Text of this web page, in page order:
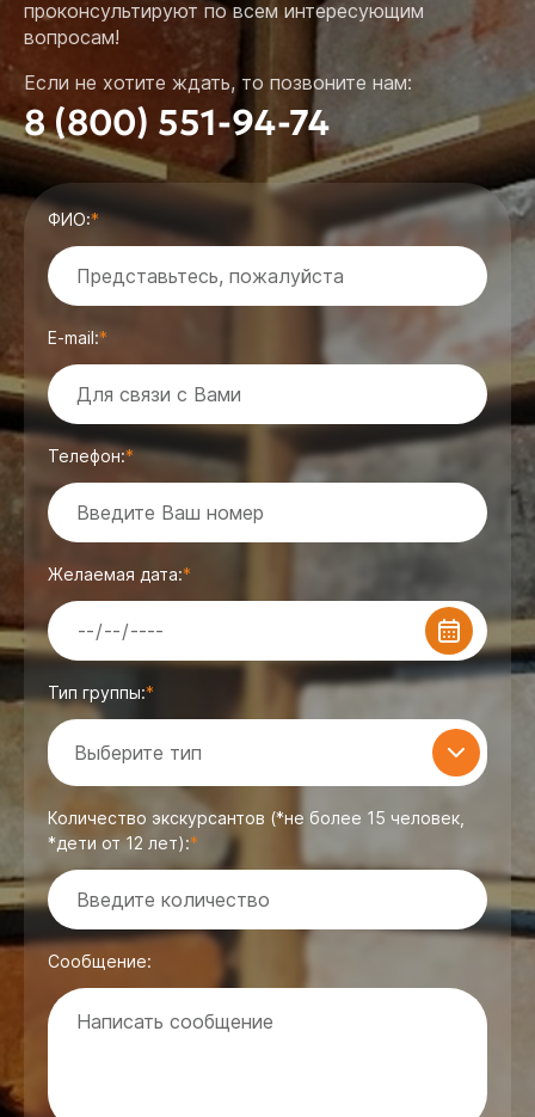
проконсультируют по всем интересующим
вопросам!
Если не хотите ждать, то позвоните нам:
8 (800) 551-94-74
ФИО:
E-mail:
Телефон:
Желаемая дата:
Тип группы:
Выберите тип
Количество экскурсантов (*не более 15 человек,
*дети от 12 лет):
Сообщение: